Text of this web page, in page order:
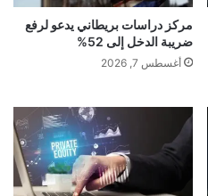
مركز دراسات بريطاني يدعو لرفع
ضريبة الدخل إلى 52%
أغسطس 7, 2026